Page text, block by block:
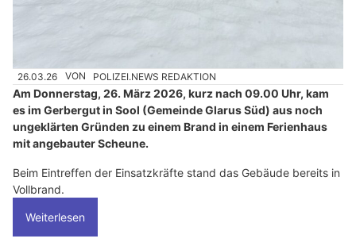
26.03.26 VON POLIZEI.NEWS REDAKTION
Am Donnerstag, 26. März 2026, kurz nach 09.00 Uhr, kam
es im Gerbergut in Sool (Gemeinde Glarus Süd) aus noch
ungeklärten Gründen zu einem Brand in einem Ferienhaus
mit angebauter Scheune.
Beim Eintreffen der Einsatzkräfte stand das Gebäude bereits in
Vollbrand.
Weiterlesen